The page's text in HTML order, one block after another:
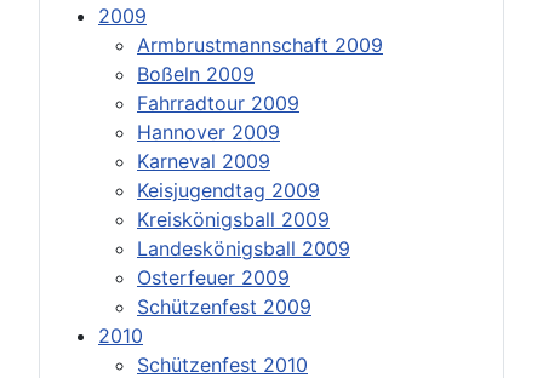
2009
Armbrustmannschaft 2009
Boßeln 2009
Fahrradtour 2009
Hannover 2009
Karneval 2009
Keisjugendtag 2009
Kreiskönigsball 2009
Landeskönigsball 2009
Osterfeuer 2009
Schützenfest 2009
2010
Schützenfest 2010